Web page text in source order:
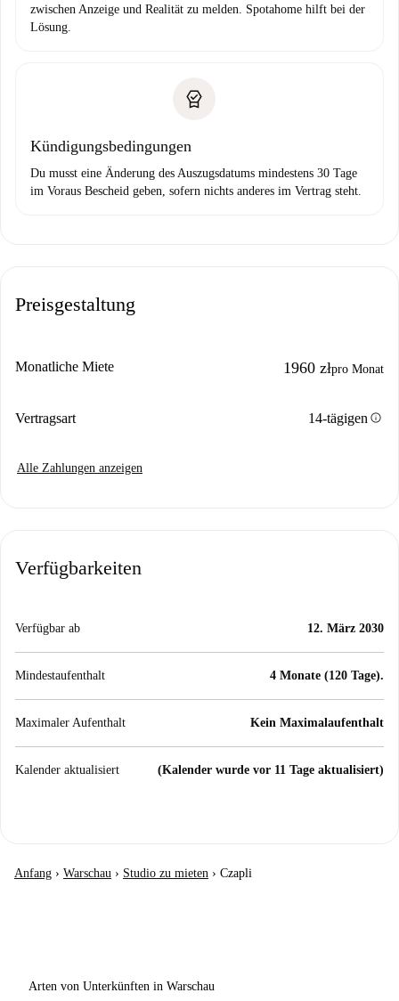
zwischen Anzeige und Realität zu melden. Spotahome hilft bei der
Lösung.
Kündigungsbedingungen
Du musst eine Änderung des Auszugsdatums mindestens 30 Tage
im Voraus Bescheid geben, sofern nichts anderes im Vertrag steht.
Preisgestaltung
Monatliche Miete 1960 złpro Monat
Vertragsart 14-tägigen info
Alle Zahlungen anzeigen
Verfügbarkeiten
Verfügbar ab 12. März 2030
Mindestaufenthalt 4 Monate (120 Tage).
Maximaler Aufenthalt Kein Maximalaufenthalt
Kalender aktualisiert (Kalender wurde vor 11 Tage aktualisiert)
Anfang › Warschau › Studio zu mieten › Czapli
Arten von Unterkünften in Warschau